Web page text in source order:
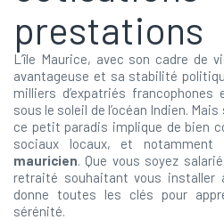
prestations
L’île Maurice, avec son cadre de
avantageuse et sa stabilité
milliers d’expatriés francophones
sous le soleil de l’océan Indien.
ce petit paradis implique de bien
sociaux locaux, et notamment
mauricien. Que vous soyez
retraité souhaitant vous installer
donne toutes les clés pour
sérénité.